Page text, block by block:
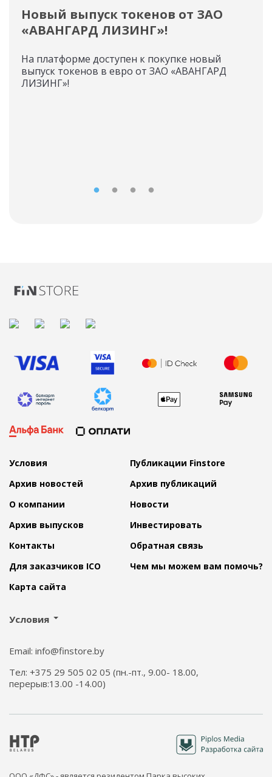
Новый выпуск токенов от ЗАО
«АВАНГАРД ЛИЗИНГ»!
На платформе доступен к покупке новый
выпуск токенов в евро от ЗАО «АВАНГАРД
ЛИЗИНГ»!
Условия
Публикации Finstore
Архив новостей
Архив публикаций
О компании
Новости
Архив выпусков
Инвестировать
Контакты
Обратная связь
Для заказчиков ICO
Чем мы можем вам помочь?
Карта сайта
Условия
Email: info@finstore.by
Тел: +375 29 505 02 05 (пн.-пт., 9.00- 18.00,
перерыв:13.00 -14.00)